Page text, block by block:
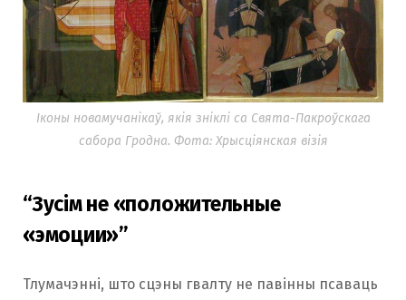
Іконы новамучанікаў, якія зніклі са Свята-Пакроўскага
сабора Гродна. Фота: Хрысціянская візія
“Зусім не «положительные
«эмоции»”
Тлумачэнні, што сцэны гвалту не павінны псаваць